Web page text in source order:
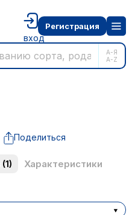
А-Я
A-Z
вход
Регистрация
Поделиться
(1)
Характеристики